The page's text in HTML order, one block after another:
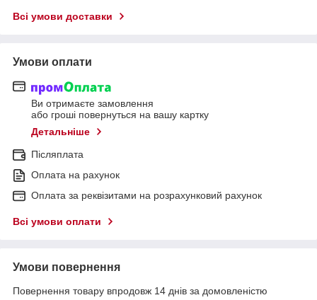
Всі умови доставки
Умови оплати
Ви отримаєте замовлення
або гроші повернуться на вашу картку
Детальніше
Післяплата
Оплата на рахунок
Оплата за реквізитами на розрахунковий рахунок
Всі умови оплати
Умови повернення
Повернення товару впродовж 14 днів за домовленістю